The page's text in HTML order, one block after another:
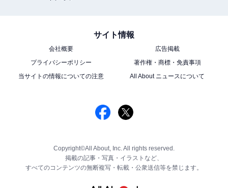
サイト情報
会社概要
広告掲載
プライバシーポリシー
著作権・商標・免責事項
当サイトの情報についての注意
All About ニュースについて
Copyright©All About, Inc. All rights reserved.
掲載の記事・写真・イラストなど、
すべてのコンテンツの無断複写・転載・公衆送信等を禁じます。